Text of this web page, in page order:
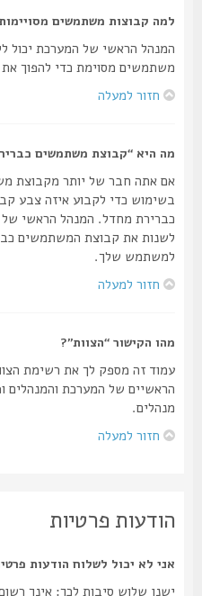
למה קבוצות משתמשים מסויימות
המנהל הראשי של המערכת יכול
משתמשים מסוימת כדי להפוך את
חזור למעלה
מה היא “קבוצת משתמשים כברירת
אם אתה חבר של יותר מקבוצת
בשימוש כדי לקבוע איזה צבע קבוצה
כברירת מחדל. המנהל הראשי של
לשנות את קבוצת המשתמשים
למשתמש שלך.
חזור למעלה
מהו הקישור “הצוות”?
עמוד זה מספק לך את רשימת הצוות
הראשיים של המערכת והמנהלים
מנהלים.
חזור למעלה
הודעות פרטיות
אני לא יכול לשלוח הודעות פרטיות!
ישנן שלוש סיבות לכך: אינך רשום